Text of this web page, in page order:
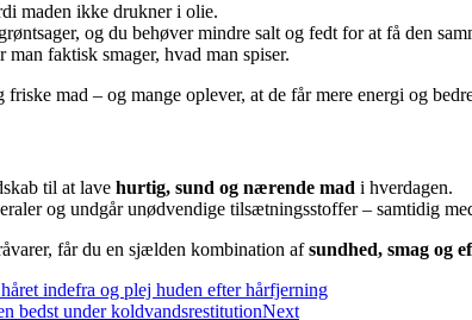
maden ikke drukner i olie.
og du behøver mindre salt og fedt for at få den
faktisk smager, hvad man spiser.
mad – og mange oplever, at de får mere energi og
til at lave hurtig, sund og nærende mad i hverdagen.
og undgår unødvendige tilsætningsstoffer – samtidig
får du en sjælden kombination afsundhed, smag og
indefra og plej huden efter hårfjerning
bedst under koldvandsrestitutionNext